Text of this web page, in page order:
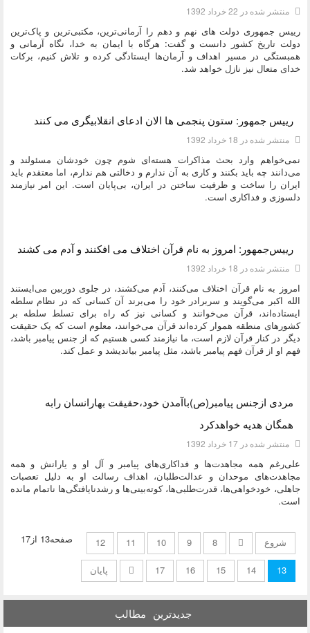
منتشر شده در 22 خرداد 1392
رییس‌ جمهوری دولت های نهم و دهم را آرمانی‌ترین، مکتبی‌ترین و پاک‌ترین
دولت تاریخ کشور دانست و گفت: هرگاه با ایمان به خدا، نگاه آرمانی و
همبستگی در مسیر اهداف و آرمان‌ها ایستادگی کرده و تلاش کنیم، برکات
خدای متعال نیز نازل خواهد شد.
رییس جمهور: ستون پنجمی ها الان ادعای انقلابیگری می کنند
منتشر شده در 18 خرداد 1392
نمی‌خواهم وارد بحث مذاکرات هسته‌ای شوم چون خودشان مسئولند و
می‌دانند چه باید بکنند و کاری به آن ندارم و دخالتی هم ندارم، اما معتقدم باید
ایران را ساخت و ظرفیت ساختن در ایران، بی‌پایان است. این امر نیازمند
دلسوزی و فداکاری است.
رییس‌جمهور: امروز به نام قرآن اختلاف می افکنند و آدم می کشند
منتشر شده در 18 خرداد 1392
امروز به نام قرآن اختلاف می‌کنند، آدم می‌کشند، در جلوی دوربین می‌ایستند
الله اکبر می‌گویند و سربرادر خود را می‌برند آن کسانی که در نظام سلطه
ایستاده‌اند، قرآن می‌خوانند و کسانی نیز که راه برای تسلط سلطه بر
کشورهای منطقه هموار کرده‌اند قرآن می‌خوانند، معلوم است که یک حقیقت
دیگر در کنار قرآن لازم است، ما نیازمند کسی هستیم که از جنس پیامبر باشد،
فهم او از قرآن فهم پیامبر باشد، مثل پیامبر بیاندیشد و عمل کند.
مردی ازجنس پیامبر(ص)باآمدن خود،حقیقت بهارانسان رابه
همگان هدیه خواهدکرد
منتشر شده در 17 خرداد 1392
علی‌رغم همه مجاهدت‌ها و فداکاری‌های پیامبر و آل او و یارانش و همه
مجاهدت‌های موحدان و عدالت‌طلبان، اهداف رسالت او به دلیل تعصبات
جاهلی، خودخواهی‌ها، قدرت‌طلبی‌ها، کوته‌بینی‌ها و رشدنایافتگی‌ها ناتمام مانده
است.
صفحه13 از17 شروع 8
9
10
11
12
13
14
15
16
17 پایان
جدیدترین مطالب